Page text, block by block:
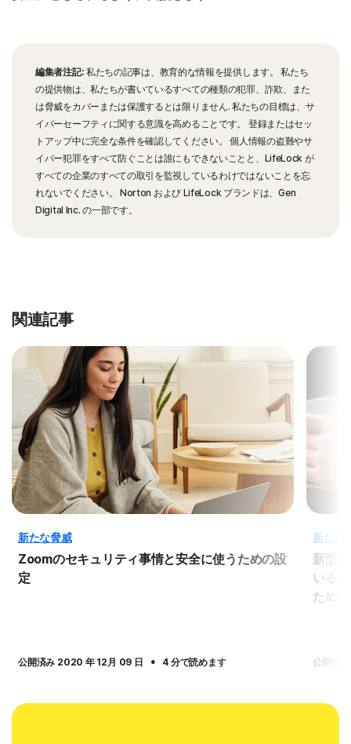
編集者注記: 私たちの記事は、教育的な情報を提供します。 私たち
の提供物は、私たちが書いているすべての種類の犯罪、詐欺、また
は脅威をカバーまたは保護するとは限りません. 私たちの目標は、サ
イバーセーフティに関する意識を高めることです。 登録またはセッ
トアップ中に完全な条件を確認してください。 個人情報の盗難やサ
イバー犯罪をすべて防ぐことは誰にもできないことと、LifeLock が
すべての企業のすべての取引を監視しているわけではないことを忘
れないでください。 Norton および LifeLock ブランドは、Gen
Digital Inc. の一部です。
関連記事
新たな脅威
Zoomのセキュリティ事情と安全に使うための設
定
公開済み 2020 年 12月 09 日 · 4 分で読めます
新たな
新型
いる
ため
公開済